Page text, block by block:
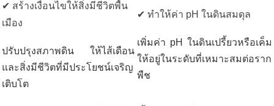
✔ สร้างเงื่อนไขให้สิ่งมีชีวิตพื้น
เมือง
ปรับปรุงสภาพดิน ให้ไส้เดือน
และสิ่งมีชีวิตที่มีประโยชน์เจริญ
เติบโต
✔ ทำให้ค่า pH ในดินสมดุล
เพิ่มค่า pH ในดินเปรี้ยวหรือเค็ม
ให้อยู่ในระดับที่เหมาะสมต่อราก
พืช